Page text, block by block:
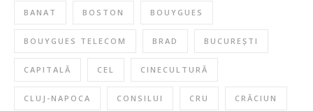
BANAT BOSTON BOUYGUES
BOUYGUES TELECOM BRAD BUCUREȘTI
CAPITALĂ CEL CINECULTURĂ
CLUJ-NAPOCA CONSILUI CRU CRĂCIUN